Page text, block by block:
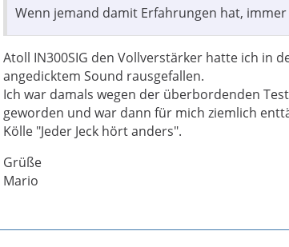
Wenn jemand damit Erfahrungen hat,
Atoll IN300SIG den Vollverstärker hatte ich in
angedicktem Sound rausgefallen.
Ich war damals wegen der überbordenden
geworden und war dann für mich ziemlich
Kölle "Jeder Jeck hört anders".
Grüße
Mario